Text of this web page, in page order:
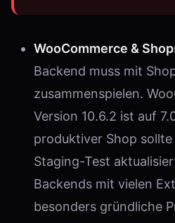
WooCommerce &
Backend muss mit
zusammenspielen.
Version 10.6.2 ist auf
produktiver Shop
Staging-Test
Backends mit vielen
besonders gründliche